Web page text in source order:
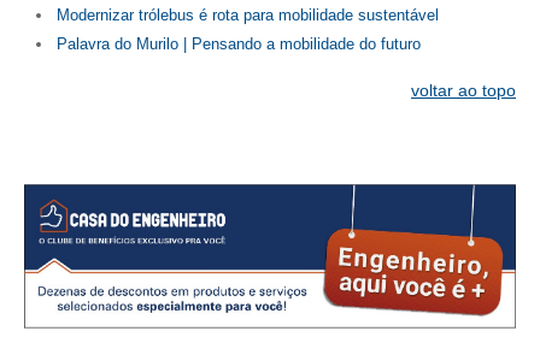
LEI 4.950-A/1966 – PISO SALARIAL
HOMOLOGAÇÕES
PISO SALARIAL
Modernizar trólebus é rota para mobilidade sustentável
Palavra do Murilo | Pensando a mobilidade do futuro
voltar ao topo